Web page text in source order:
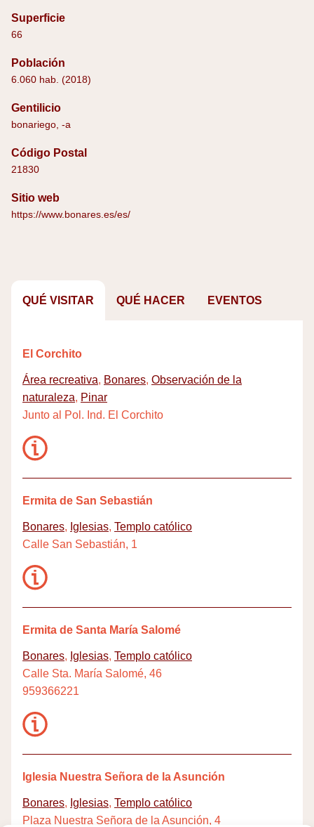
Superficie
66
Población
6.060 hab. (2018)
Gentilicio
bonariego, -a
Código Postal
21830
Sitio web
https://www.bonares.es/es/
QUÉ VISITAR QUÉ HACER EVENTOS
El Corchito
Área recreativa, Bonares, Observación de la
naturaleza, Pinar
Junto al Pol. Ind. El Corchito
Ermita de San Sebastián
Bonares, Iglesias, Templo católico
Calle San Sebastián, 1
Ermita de Santa María Salomé
Bonares, Iglesias, Templo católico
Calle Sta. María Salomé, 46
959366221
Iglesia Nuestra Señora de la Asunción
Bonares, Iglesias, Templo católico
Plaza Nuestra Señora de la Asunción, 4